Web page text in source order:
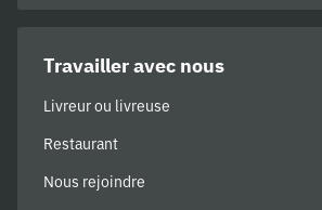
Travailler avec nous
Livreur ou livreuse
Restaurant
Nous rejoindre